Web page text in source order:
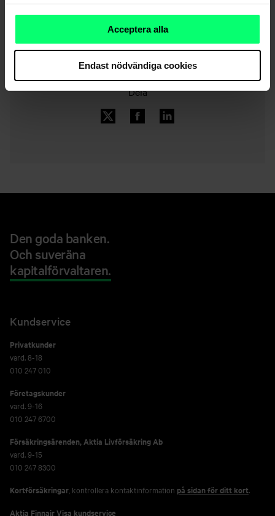
Acceptera alla
Endast nödvändiga cookies
Dela
Den goda banken.
Och suveräna
kapitalförvaltaren.
Kundservice
Privatkunder
vard. 8-18
010 247 010
Företagskunder
vard. 9-16
010 247 6700
Försäkringsärenden,Aktia Livförsäkring Ab
vard. 9-15
010 247 8300
Kortförsäkringar , kontrollera kontaktinformation på sidan för ditt kort.
Aktia Finnair Visa kundservice